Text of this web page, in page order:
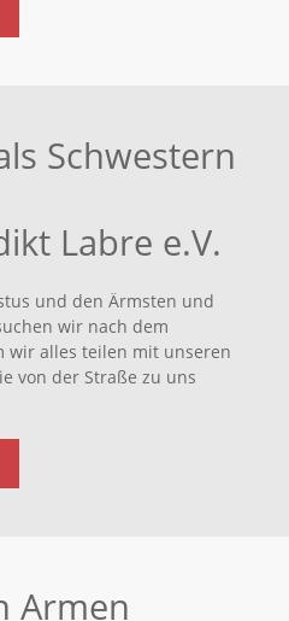
Schwestern
Labre e.V.
und den Ärmsten und
wir nach dem
wir alles teilen mit unseren
von der Straße zu uns
Armen